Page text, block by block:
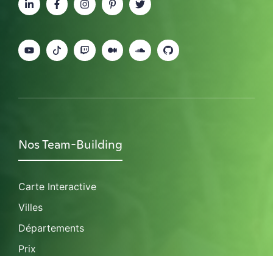
Nos Team-Building
Carte Interactive
Villes
Départements
Prix